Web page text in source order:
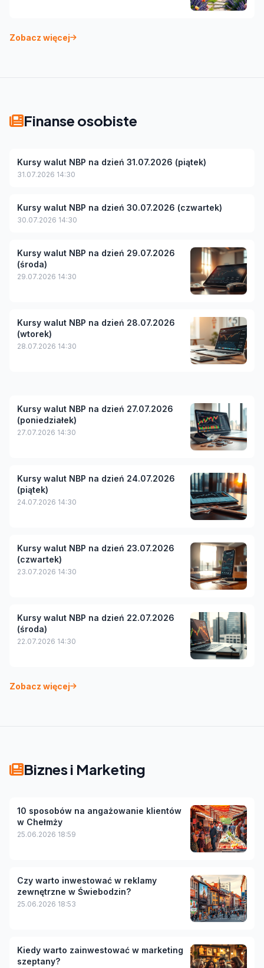
Zobacz więcej
Finanse osobiste
Kursy walut NBP na dzień 31.07.2026 (piątek)
31.07.2026 14:30
Kursy walut NBP na dzień 30.07.2026 (czwartek)
30.07.2026 14:30
Kursy walut NBP na dzień 29.07.2026
(środa)
29.07.2026 14:30
Kursy walut NBP na dzień 28.07.2026
(wtorek)
28.07.2026 14:30
Kursy walut NBP na dzień 27.07.2026
(poniedziałek)
27.07.2026 14:30
Kursy walut NBP na dzień 24.07.2026
(piątek)
24.07.2026 14:30
Kursy walut NBP na dzień 23.07.2026
(czwartek)
23.07.2026 14:30
Kursy walut NBP na dzień 22.07.2026
(środa)
22.07.2026 14:30
Zobacz więcej
Biznes i Marketing
10 sposobów na angażowanie klientów
w Chełmży
25.06.2026 18:59
Czy warto inwestować w reklamy
zewnętrzne w Świebodzin?
25.06.2026 18:53
Kiedy warto zainwestować w marketing
szeptany?